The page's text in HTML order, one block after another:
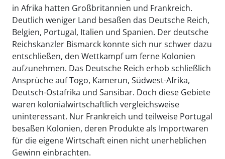
in Afrika hatten Großbritannien und Frankreich.
Deutlich weniger Land besaßen das Deutsche Reich,
Belgien, Portugal, Italien und Spanien. Der deutsche
Reichskanzler Bismarck konnte sich nur schwer dazu
entschließen, den Wettkampf um ferne Kolonien
aufzunehmen. Das Deutsche Reich erhob schließlich
Ansprüche auf Togo, Kamerun, Südwest-Afrika,
Deutsch-Ostafrika und Sansibar. Doch diese Gebiete
waren kolonialwirtschaftlich vergleichsweise
uninteressant. Nur Frankreich und teilweise Portugal
besaßen Kolonien, deren Produkte als Importwaren
für die eigene Wirtschaft einen nicht unerheblichen
Gewinn einbrachten.